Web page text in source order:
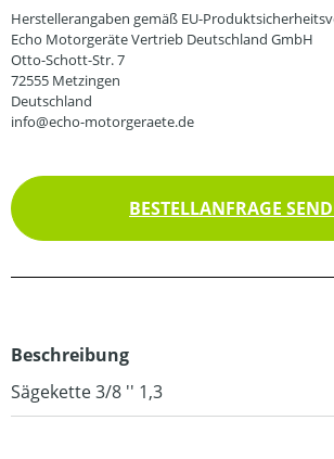
Herstellerangaben gemäß EU-
Echo Motorgeräte Vertrieb Deutschland GmbH
Otto-Schott-Str. 7
72555 Metzingen
Deutschland
info@echo-motorgeraete.de
BESTELLANFRAGE
Beschreibung
Sägekette 3/8 '' 1,3